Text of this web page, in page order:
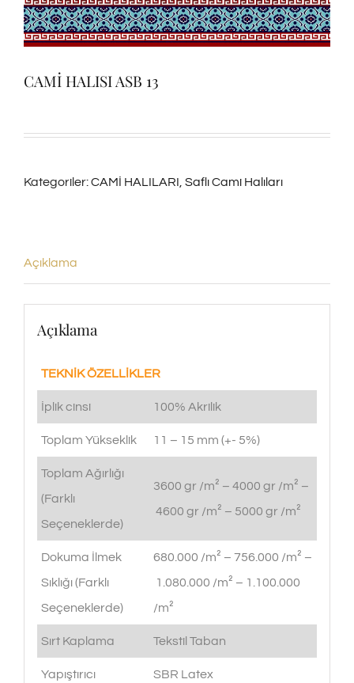
CAMİ HALISI ASB 13
Kategoriler:CAMİ HALILARI Saflı Cami Halıları
Açıklama
Açıklama
TEKNİK ÖZELLİKLER
İplik cinsi 100% Akrilik
Toplam Yükseklik 11 – 15 mm (+- 5%)
Toplam Ağırlığı
(Farklı
Seçeneklerde)
3600 gr /m² – 4000 gr /m² –
4600 gr /m² – 5000 gr /m²
Dokuma İlmek
Sıklığı (Farklı
Seçeneklerde)
680.000 /m² – 756.000 /m² –
1.080.000 /m² – 1.100.000
/m²
Sırt Kaplama Tekstil Taban
Yapıştırıcı SBR Latex